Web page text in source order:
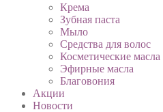
Крема
Зубная паста
Мыло
Средства для волос
Косметические масла
Эфирные масла
Благовония
Акции
Новости